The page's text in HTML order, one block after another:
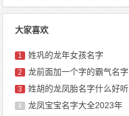
大家喜欢
1 姓巩的龙年女孩名字
2 龙前面加一个字的霸气名字
3 姓胡的龙凤胎名字什么好听
4 龙凤宝宝名字大全2023年